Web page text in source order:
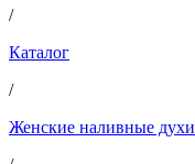
/
Каталог
/
Женские наливные духи